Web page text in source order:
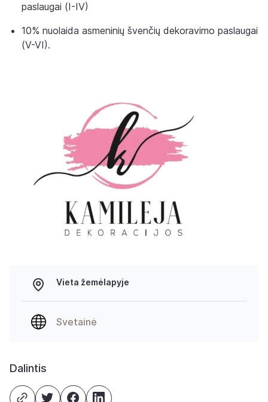
paslaugai (I-IV)
10% nuolaida asmeninių švenčių dekoravimo paslaugai
(V-VI).
Vieta žemėlapyje
Svetainė
Dalintis